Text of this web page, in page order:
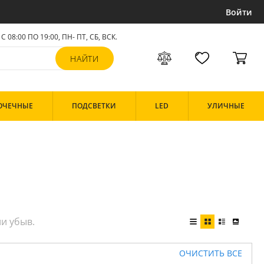
Войти
С 08:00 ПО 19:00, ПН- ПТ, СБ, ВСК.
ПОДСВЕТКИ LED УЛИЧНЫЕ
ОЧИСТИТЬ ВСЕ